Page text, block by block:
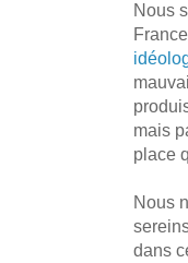
Nous
mais
place
Nous
dans